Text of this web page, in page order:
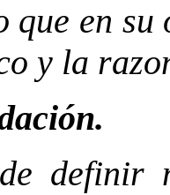
que en
y la
definir